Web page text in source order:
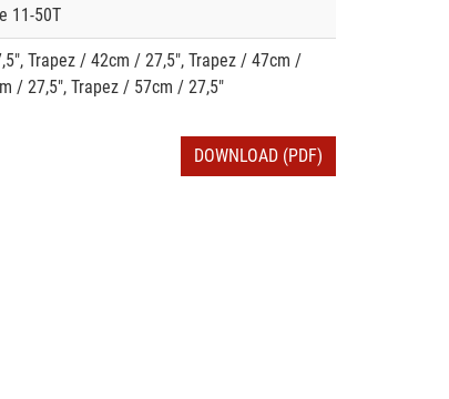
11-50T
Trapez / 42cm / 27,5", Trapez / 47cm /
/ 27,5", Trapez / 57cm / 27,5"
DOWNLOAD (PDF)